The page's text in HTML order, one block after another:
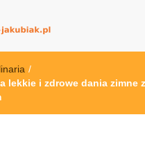
jakubiak.pl
/
lekkie i zdrowe dania zimne